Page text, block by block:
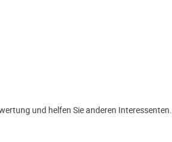
und helfen Sie anderen Interessenten.